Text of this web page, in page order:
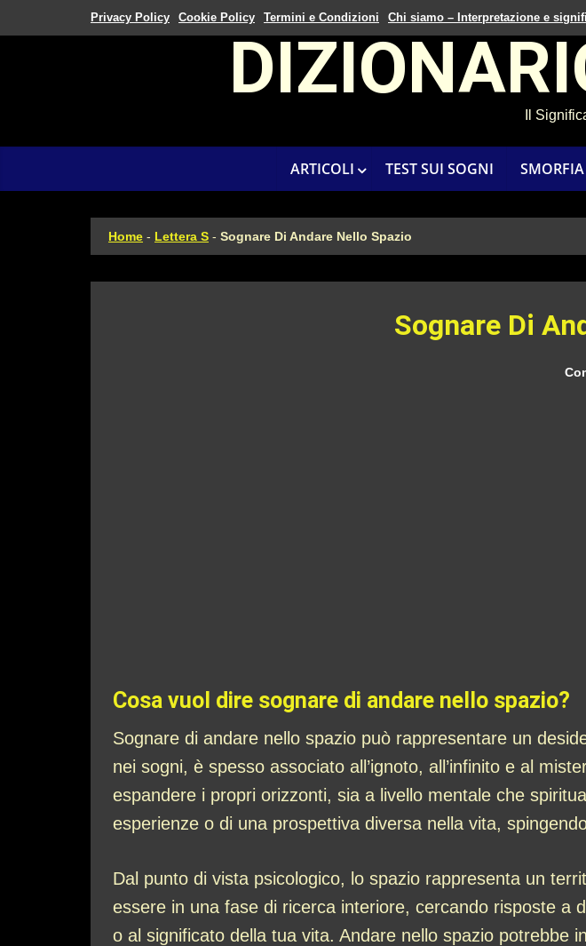
Privacy Policy Cookie Policy Termini e Condizioni Chi siamo – Interpretazione e
Il
ARTICOLI TEST SUI SOGNI
Home - Lettera S - Sognare Di Andare Nello Spazio
Sognare Di
Cosa vuol dire sognare di andare nello spazio?
Sognare di andare nello spazio può rappresentare un
nei sogni, è spesso associato all’ignoto, all’infinito e al
espandere i propri orizzonti, sia a livello mentale che
esperienze o di una prospettiva diversa nella vita,
Dal punto di vista psicologico, lo spazio rappresenta un
essere in una fase di ricerca interiore, cercando risposte a
o al significato della tua vita. Andare nello spazio potrebbe